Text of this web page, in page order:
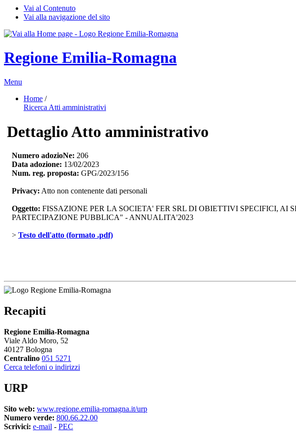
Vai al Contenuto
Vai alla navigazione del sito
Regione Emilia-Romagna
Menu
Home /
Ricerca Atti amministrativi
Dettaglio Atto amministrativo
Numero adozioNe: 206
Data adozione: 13/02/2023
Num. reg. proposta: GPG/2023/156
Privacy: Atto non contenente dati personali
Oggetto: FISSAZIONE PER LA SOCIETA' FER SRL DI OBIETTIVI SPECIFICI, AI
PARTECIPAZIONE PUBBLICA" - ANNUALITA'2023
> Testo dell'atto (formato .pdf)
Recapiti
Regione Emilia-Romagna
Viale Aldo Moro, 52
40127 Bologna
Centralino 051 5271
Cerca telefoni o indirizzi
URP
Sito web: www.regione.emilia-romagna.it/urp
Numero verde: 800.66.22.00
Scrivici: e-mail - PEC